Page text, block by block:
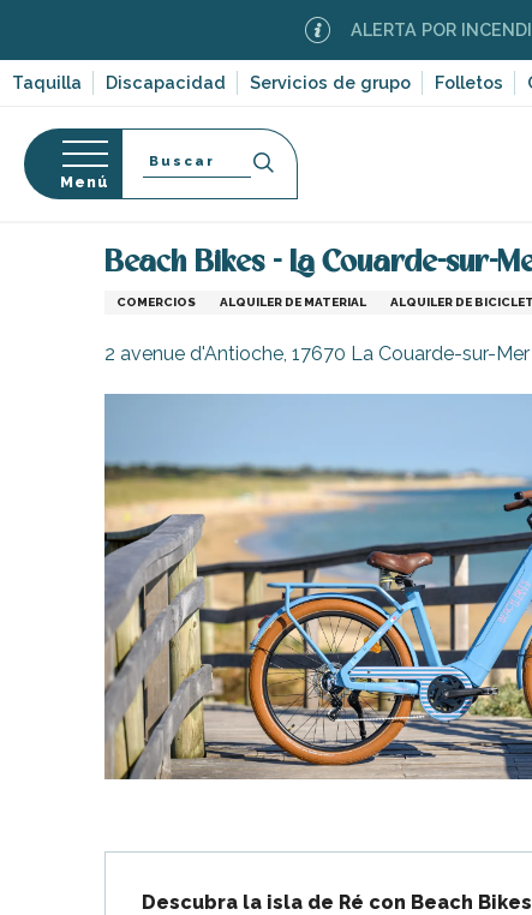
contenu
principal
Taquilla Discapacidad Servicios de grupo Folletos
ALERTA POR INCENDIOS
en-Ré
Martin-de-Ré
Marie-de-Ré
Menú
Buscar
Página Web
Beach Bikes - La Couarde-sur-
COMERCIOS ALQUILER DE MATERIAL ALQUILER DE
2 avenue d'Antioche, 17670 La Couarde-sur-Mer
Descubra la isla de Ré con Beach